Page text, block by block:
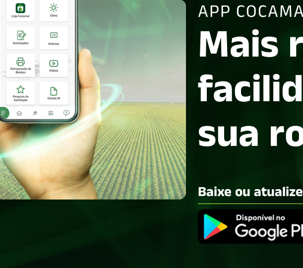
APP
Mais
sua
Baixe ou